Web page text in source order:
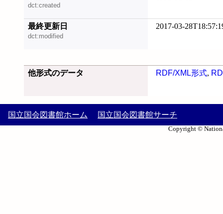
dct:created
最終更新日
dct:modified
2017-03-
他形式のデータ RDF/XML形式,
国立国会図書館ホーム 国立国会図書館サーチ
Copyright ©